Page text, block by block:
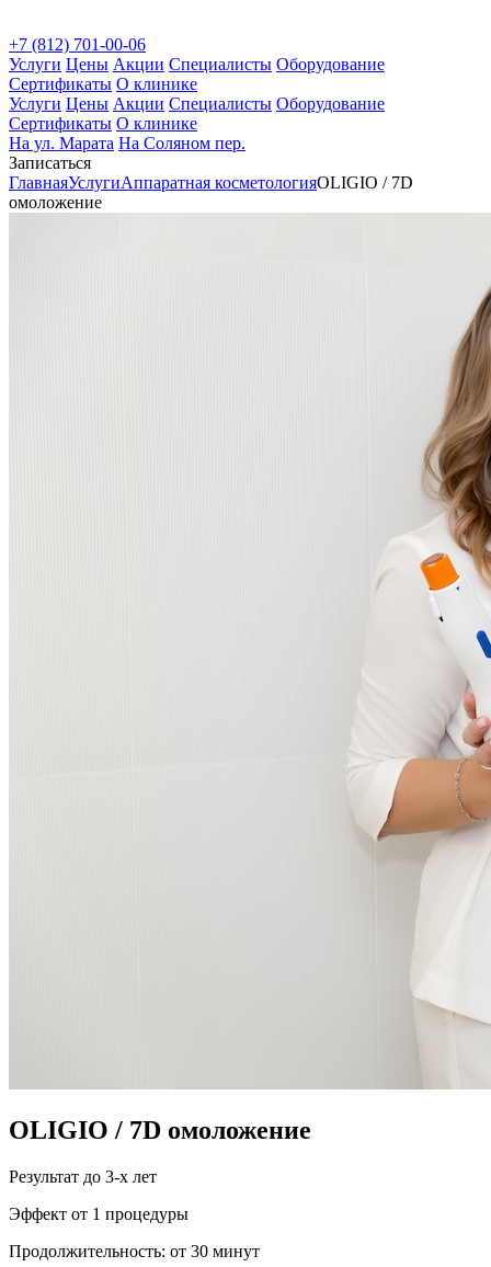
+7 (812) 701-00-06
Услуги Цены Акции Специалисты Оборудование
Сертификаты О клинике
Услуги Цены Акции Специалисты Оборудование
Сертификаты О клинике
На ул. Марата На Соляном пер.
Записаться
ГлавнаяУслугиАппаратная косметологияOLIGIO / 7D
омоложение
OLIGIO / 7D омоложение
Результат до 3-х лет
Эффект от 1 процедуры
Продолжительность: от 30 минут